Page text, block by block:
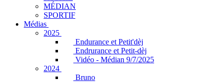
MÉDIAN
SPORTIF
Médias
2025
Endurance et Petit'dèj
Endrurance et Petit-dèj
Vidéo - Médian 9/7/2025
2024
Bruno